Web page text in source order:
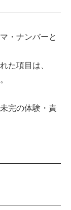
・ナンバーと
た項目は、
完の体験・責